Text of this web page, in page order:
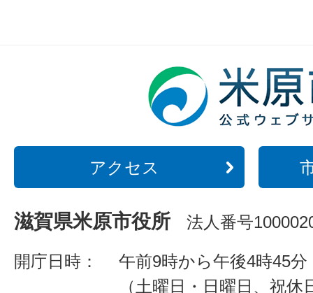
アクセス
滋賀県米原市役所 法人番号
開庁日時：
午前9時から午後4時45分
（土曜日・日曜日、祝